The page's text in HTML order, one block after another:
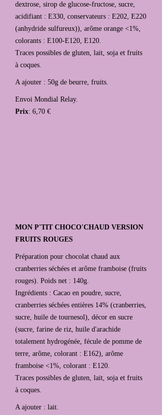
dextrose, sirop de glucose-fructose, sucre,
acidifiant : E330, conservateurs : E202, E220
(anhydride sulfureux)), arôme orange <1%,
colorants : E100-E120, E120.
Traces possibles de gluten, lait, soja et fruits
à coques.
A ajouter : 50g de beurre, fruits.
Envoi Mondial Relay.
Prix: 6,70 €
MON P'TIT CHOCO'CHAUD VERSION
FRUITS ROUGES
Préparation pour chocolat chaud aux
cranberries séchées et arôme framboise (fruits
rouges). Poids net : 140g.
Ingrédients : Cacao en poudre, sucre,
cranberries séchées entières 14% (cranberries,
sucre, huile de tournesol), décor en sucre
(sucre, farine de riz, huile d'arachide
totalement hydrogénée, fécule de pomme de
terre, arôme, colorant : E162), arôme
framboise <1%, colorant : E120.
Traces possibles de gluten, lait, soja et fruits
à coques.
A ajouter : lait.